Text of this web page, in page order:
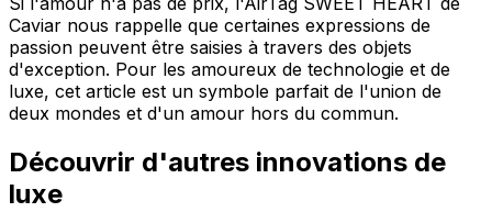
Caviar nous rappelle que certaines expressions de
passion peuvent être saisies à travers des objets
d'exception. Pour les amoureux de technologie et de
luxe, cet article est un symbole parfait de l'union de
deux mondes et d'un amour hors du commun.
Découvrir d'autres innovations de
luxe